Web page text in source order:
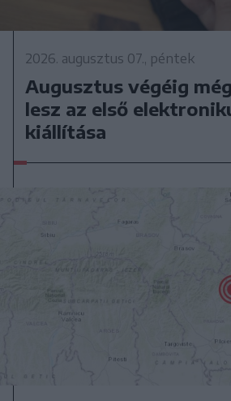
2026. augusztus 07., péntek
Augusztus végéig
lesz az első
kiállítása